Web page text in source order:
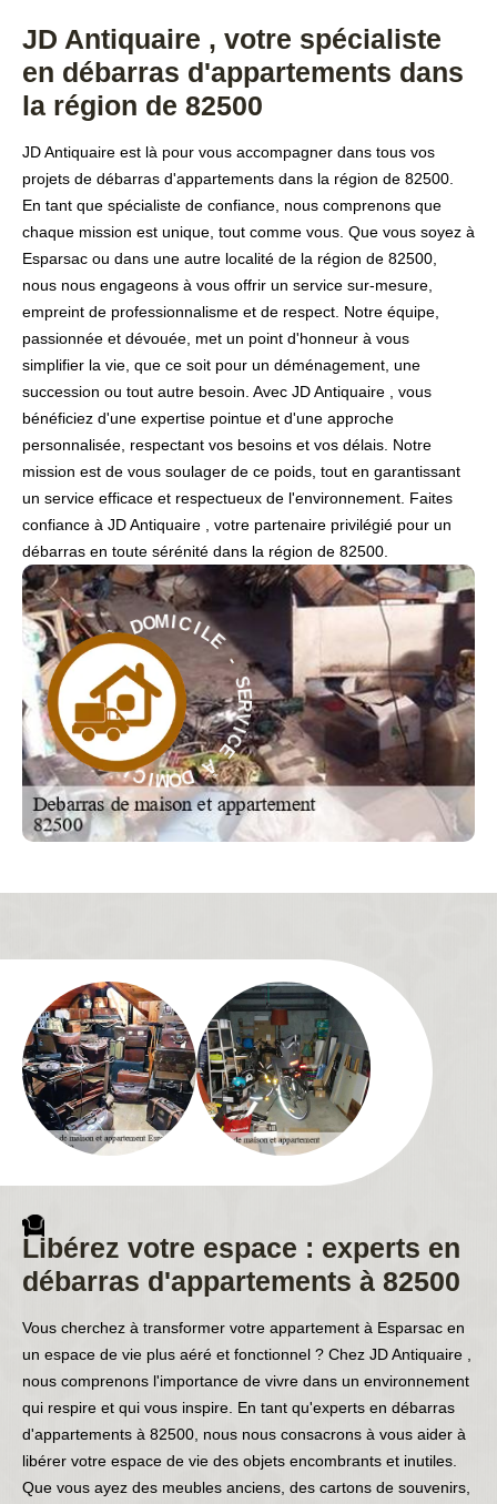
JD Antiquaire , votre spécialiste
en débarras d'appartements dans
la région de 82500
JD Antiquaire est là pour vous accompagner dans tous vos
projets de débarras d'appartements dans la région de 82500.
En tant que spécialiste de confiance, nous comprenons que
chaque mission est unique, tout comme vous. Que vous soyez à
Esparsac ou dans une autre localité de la région de 82500,
nous nous engageons à vous offrir un service sur-mesure,
empreint de professionnalisme et de respect. Notre équipe,
passionnée et dévouée, met un point d'honneur à vous
simplifier la vie, que ce soit pour un déménagement, une
succession ou tout autre besoin. Avec JD Antiquaire , vous
bénéficiez d'une expertise pointue et d'une approche
personnalisée, respectant vos besoins et vos délais. Notre
mission est de vous soulager de ce poids, tout en garantissant
un service efficace et respectueux de l'environnement. Faites
confiance à JD Antiquaire , votre partenaire privilégié pour un
débarras en toute sérénité dans la région de 82500.
S
E
R
V
C
E
D
OMICILE -
SE
R
V
I
C
E
À
D
O
M
I
C
I
L
E
-
Libérez votre espace : experts en
débarras d'appartements à 82500
Vous cherchez à transformer votre appartement à Esparsac en
un espace de vie plus aéré et fonctionnel ? Chez JD Antiquaire ,
nous comprenons l'importance de vivre dans un environnement
qui respire et qui vous inspire. En tant qu'experts en débarras
d'appartements à 82500, nous nous consacrons à vous aider à
libérer votre espace de vie des objets encombrants et inutiles.
Que vous ayez des meubles anciens, des cartons de souvenirs,